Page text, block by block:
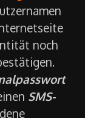
meldest
noch